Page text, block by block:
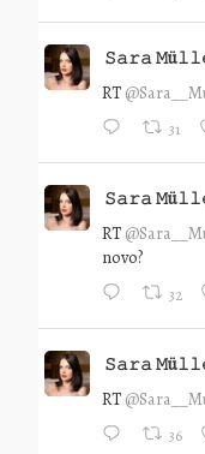
𝚂𝚊𝚛𝚊
RT
31
𝚂𝚊𝚛𝚊
RT
novo?
32
𝚂𝚊𝚛𝚊
RT
36